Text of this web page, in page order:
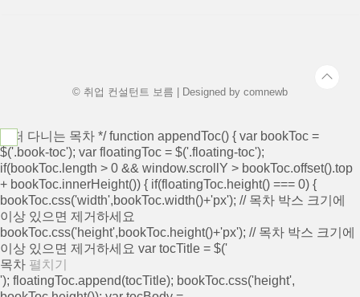
© 취업 컨설턴트 보름 | Designed by comnewb
/* 떠 다니는 목차 */ function appendToc() { var bookToc =
$('.book-toc'); var floatingToc = $('.floating-toc');
if(bookToc.length > 0 && window.scrollY > bookToc.offset().top
+ bookToc.innerHeight()) { if(floatingToc.height() === 0) {
bookToc.css('width',bookToc.width()+'px'); // 목차 박스 크기에
이상 있으면 제거하세요
bookToc.css('height',bookToc.height()+'px'); // 목차 박스 크기에
이상 있으면 제거하세요 var tocTitle = $('
목차 펼치기
'); floatingToc.append(tocTitle); bookToc.css('height',